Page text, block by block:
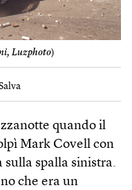
Luzphoto)
quando il
Mark Covell con
spalla sinistra.
che era un